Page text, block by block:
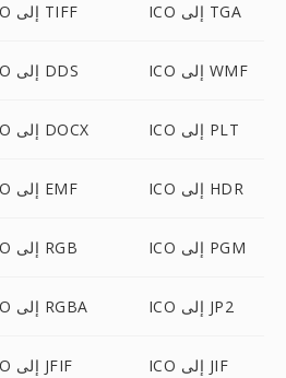
ICO إلى TIFF ICO إلى TGA
ICO إلى DDS ICO إلى WMF
ICO إلى DOCX ICO إلى PLT
ICO إلى EMF ICO إلى HDR
ICO إلى RGB ICO إلى PGM
ICO إلى RGBA ICO إلى JP2
ICO إلى JFIF ICO إلى JIF